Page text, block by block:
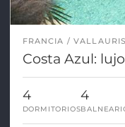
FRANCIA VALLAURIS
Costa Azul:
4
DORMITORIOS
4